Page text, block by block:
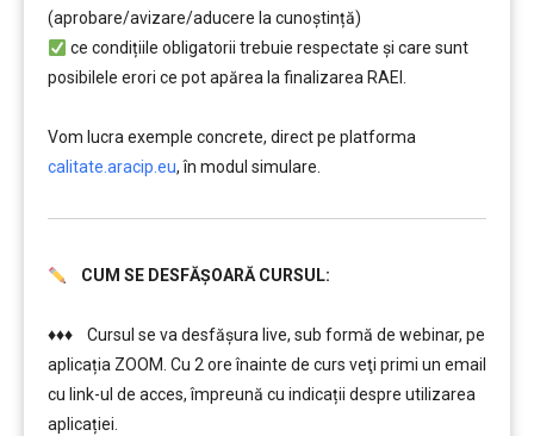
(aprobare/avizare/aducere la cunoştință)
ce condițiile obligatorii trebuie respectate şi care sunt
posibilele erori ce pot apărea la finalizarea RAEI.
Vom lucra exemple concrete, direct pe platforma
calitate.aracip.eu, în modul simulare.
CUM SE DESFĂȘOARĂ CURSUL:
♦♦♦ Cursul se va desfășura live, sub formă de webinar, pe
aplicația ZOOM. Cu 2 ore înainte de curs veţi primi un email
cu link-ul de acces, împreună cu indicații despre utilizarea
aplicației.